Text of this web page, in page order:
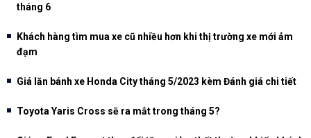
tháng 6
Khách hàng tìm mua xe cũ nhiều hơn khi thị trường xe mới ảm
đạm
Giá lăn bánh xe Honda City tháng 5/2023 kèm Đánh giá chi tiết
Toyota Yaris Cross sẽ ra mắt trong tháng 5?